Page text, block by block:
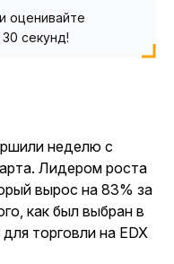
оценивайте
секунд!
неделю с
Лидером роста
вырос на 83% за
как был выбран в
торговли на EDX